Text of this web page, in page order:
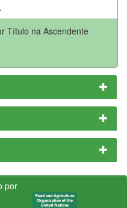
Título na Ascendente
por